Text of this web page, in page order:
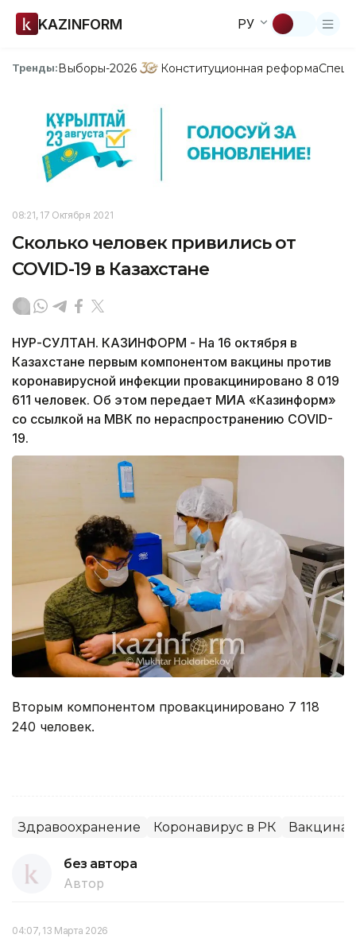
KAZINFORM РУ
Тренды:Выборы-2026 Конституционная реформа
08:21, 17 Октября 2021
Сколько человек привились от
COVID-19 в Казахстане
НУР-СУЛТАН. КАЗИНФОРМ - На 16 октября в
Казахстане первым компонентом вакцины против
коронавирусной инфекции провакцинировано 8 019
611 человек. Об этом передает МИА «Казинформ»
со ссылкой на МВК по нераспространению COVID-
19.
Вторым компонентом провакцинировано 7 118
240 человек.
Здравоохранение Коронавирус в РК
без автора
Автор
04:07, 13 Марта 2026